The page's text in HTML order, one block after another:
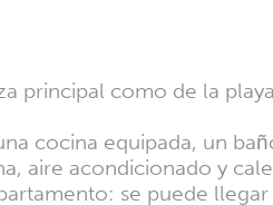
principal como de la
cocina equipada, un
aire acondicionado y
se puede